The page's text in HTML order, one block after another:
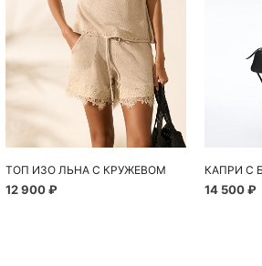
ТОП ИЗО ЛЬНА С КРУЖЕВОМ
12 900 ₽ 14 500 ₽